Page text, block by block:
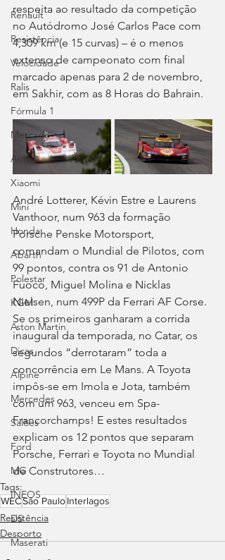
Renault
Resistência
Velocidade
Ralis
Fórmula 1
Mercado
Audi
Xiaomi
Mini
Honda
Abarth
Polestar
KGM
Aston Martin
Dicas
Alpine
Mercedes
Salões
Ford
MG
INEOS
DS
Maserati
respeita ao resultado da competição
no Autódromo José Carlos Pace com
4,309 km (e 15 curvas) – é o menos
extenso de campeonato com final
marcado apenas para 2 de novembro,
em Sakhir, com as 8 Horas do Bahrain.
André Lotterer, Kévin Estre e Laurens
Vanthoor, num 963 da formação
Porsche Penske Motorsport,
comandam o Mundial de Pilotos, com
99 pontos, contra os 91 de Antonio
Fuoco, Miguel Molina e Nicklas
Nielsen, num 499P da Ferrari AF Corse.
Se os primeiros ganharam a corrida
inaugural da temporada, no Catar, os
segundos “derrotaram” toda a
concorrência em Le Mans. A Toyota
impôs-se em Imola e Jota, também
com um 963, venceu em Spa-
Francorchamps! E estes resultados
explicam os 12 pontos que separam
Porsche, Ferrari e Toyota no Mundial
de Construtores…
Tags:
WECSão PauloInterlagos
Resistência
Desporto